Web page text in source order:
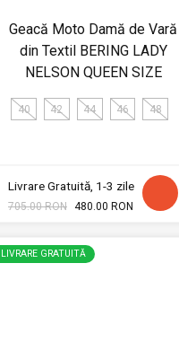
Geacă Moto Damă de Vară
din Textil BERING LADY
NELSON QUEEN SIZE
40 42 44 46 48
Livrare Gratuită, 1-3 zile
705.00 RON 480.00 RON
LIVRARE GRATUITĂ